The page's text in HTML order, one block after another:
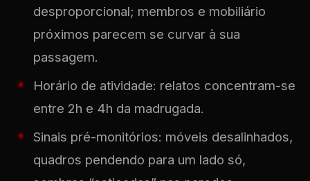
desproporcional; membros e mobiliário
próximos parecem se curvar à sua
passagem.
Horário de atividade: relatos concentram-se
entre 2h e 4h da madrugada.
Sinais pré-monitórios: móveis desalinhados,
quadros pendendo para um lado só,